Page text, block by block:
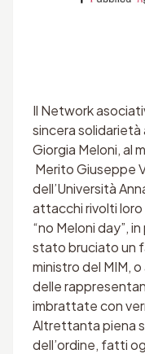
Il Network
sincera
Giorgia Meloni, al
Merito Giuseppe
dell’Università
attacchi rivolti
“no Meloni day”,
stato bruciato un
ministro del MIM,
delle
imbrattate con
Altrettanta piena
dell’ordine, fatti